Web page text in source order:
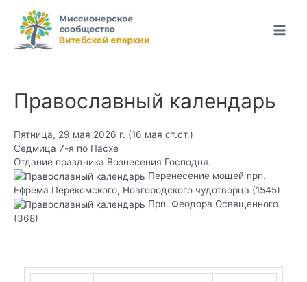
Перейти
содержимому
Main
Православный календарь
Пятница, 29 мая 2026 г. (16 мая ст.ст.)
Седмица 7-я по Пасхе
Отдание праздника Вознесения Господня.
Перенесение мощей прп.
Ефрема Перекомского, Новгородского чудотворца (1545)
Прп. Феодора Освященного
(368)